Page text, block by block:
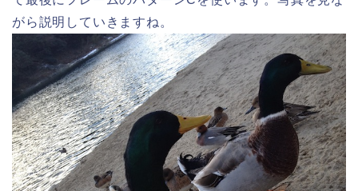
がら説明していきますね。